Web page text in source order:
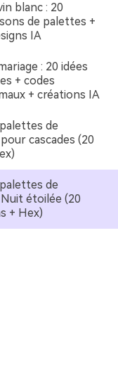
blanc : 20
de palettes +
IA
: 20 idées
+ codes
+ créations IA
de
cascades (20
de
étoilée (20
+ Hex)